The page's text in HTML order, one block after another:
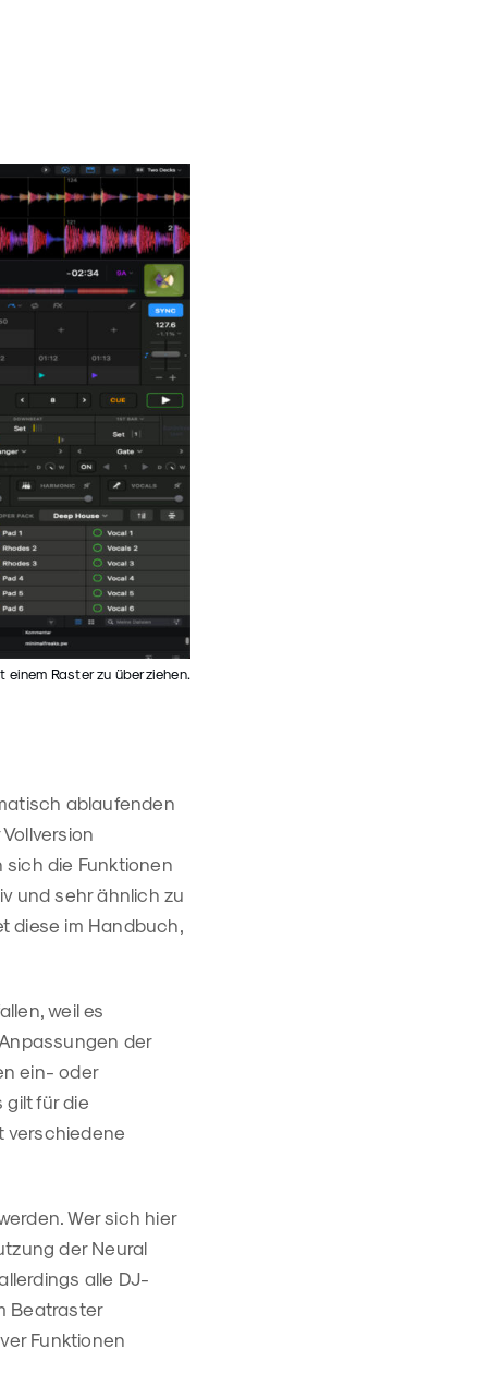
Raster zu überziehen.
ablaufenden
sich die Funktionen
und sehr ähnlich zu
diese im Handbuch,
weil es
der
ein- oder
für die
verschiedene
Wer sich hier
der Neural
alle DJ-
Beatraster
Funktionen